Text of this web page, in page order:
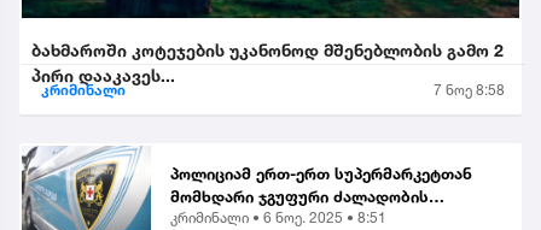
ბახმაროში კოტეჯების უკანონოდ მშენებლობის გამო 2
პირი დააკავეს...
კრიმინალი 7 ნოე 8:58
პოლიციამ ერთ-ერთ სუპერმარკეტთან
მომხდარი ჯგუფური ძალადობის
ორგანიზებისა და მასში მონაწილეობის
კრიმინალი • 6 ნოე. 2025 • 8:51